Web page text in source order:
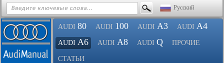
Русский
AUDI 80 AUDI 100 AUDI A3 AUDI A4
AUDI A6 AUDI A8 AUDI Q ПРОЧИЕ
СТАТЬИ